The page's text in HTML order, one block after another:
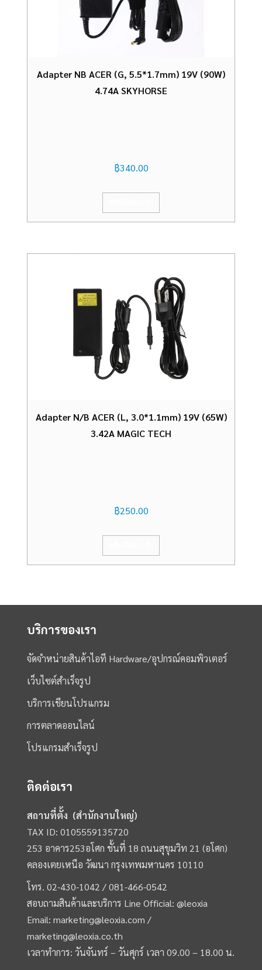
Adapter NB ACER (G, 5.5*1.7mm) 19V (90W)
4.74A SKYHORSE
฿340.00
Adapter N/B ACER (L, 3.0*1.1mm) 19V (65W)
3.42A MAGIC TECH
฿250.00
บริการของเรา
จัดจำหน่ายสินค้าไอที Hardware/อุปกรณ์คอมพิวเตอร์
เว็บไซต์สำเร็จรูป
บริการเขียนโปรแกรม
การตลาดออนไลน์
โปรแกรมสำเร็จรูป
ติดต่อเรา
สถานที่ตั้ง (สำนักงานใหญ่)
TAX ID: 0105559135720
253 อาคาร253อโศก ชั้นที่ 18 ถนนสุขุมวิท 21 (อโศก)
คลองเตยเหนือ วัฒนา กรุงเทพมหานคร 10110
โทร.02-430-1042 /081-466-0542
สอบถามสินค้าและบริการ Line Official:@leoxia
Email:marketing@leoxia.com /
marketing@leoxia.co.th
เวลาทำการ: วันจันทร์ – วันศุกร์ เวลา 09.00 – 18.00 น.